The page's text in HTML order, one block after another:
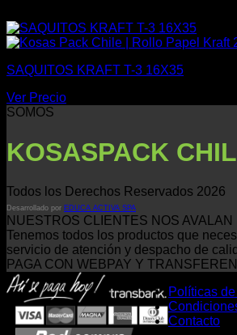
SAQUITOS KRAFT T-3 16X35
Ver Precio
SOMOS
KOSASPACK
Todos los Derechos Reservados 2026
Desarrollado por EDUCA ACTIVA SPA
NUESTROS CLIENTES NOS AVALAN
Tenemos todos los productos que
servicio de atención y despacho de
PAGA CON WEBPAY Y
Políticas
Contacto